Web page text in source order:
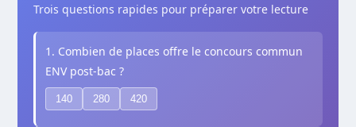
Trois questions rapides pour préparer votre lecture
1. Combien de places offre le concours commun
ENV post-bac ?
140 280 420